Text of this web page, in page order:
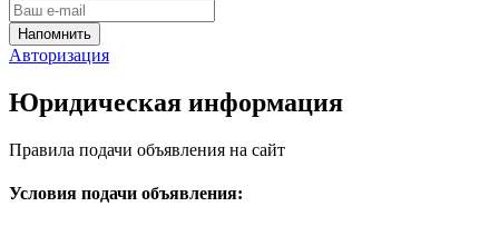
Авторизация
Юридическая информация
Правила подачи объявления на сайт
Условия подачи объявления: